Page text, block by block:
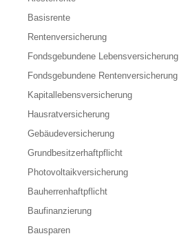
Basisrente
Rentenversicherung
Fondsgebundene Lebensversicherung
Fondsgebundene Rentenversicherung
Kapitallebensversicherung
Hausratversicherung
Gebäudeversicherung
Grundbesitzerhaftpflicht
Photovoltaikversicherung
Bauherrenhaftpflicht
Baufinanzierung
Bausparen